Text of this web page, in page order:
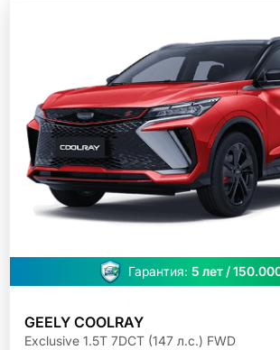
Гарантия: 5 лет /
GEELY COOLRAY
Exclusive 1.5T 7DCT (147 л.с.) FWD